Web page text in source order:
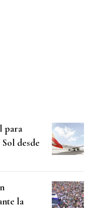
para
desde
la